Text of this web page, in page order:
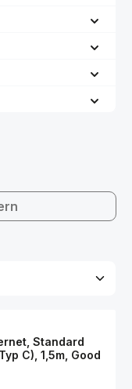
Standard
C), 1,5m, Good